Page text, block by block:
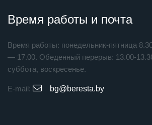
Время работы и почта
Время работы: понедельник-пятница
— 17.00. Обеденный перерыв: 13.00-
суббота, воскресенье.
E-mail: bg@beresta.by